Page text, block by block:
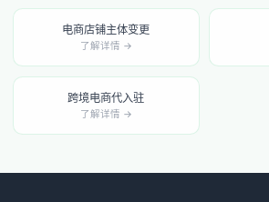
电商店铺主体变更
了解详情 →
跨境电商代入驻
了解详情 →